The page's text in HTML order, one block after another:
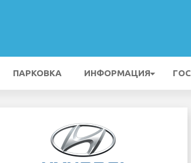
ПАРКОВКА ИНФОРМАЦИЯ